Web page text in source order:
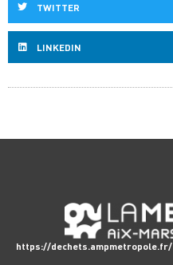
TWITTER
LINKEDIN
https://dechets.ampmetropole.fr/